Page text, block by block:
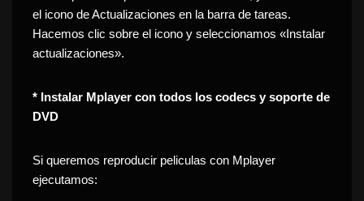
el icono de Actualizaciones en la barra de tareas.
Hacemos clic sobre el icono y seleccionamos «Instalar
actualizaciones».
* Instalar Mplayer con todos los codecs y soporte de
DVD
Si queremos reproducir peliculas con Mplayer
ejecutamos: